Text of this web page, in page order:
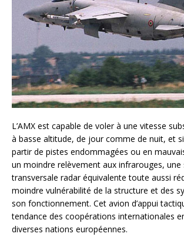
L’AMX est capable de voler à une vitesse
à basse altitude, de jour comme de nuit, et
partir de pistes endommagées ou en
un moindre relèvement aux infrarouges, une
transversale radar équivalente toute aussi
moindre vulnérabilité de la structure et des
son fonctionnement. Cet avion d’appui
tendance des coopérations internationales
diverses nations européennes.